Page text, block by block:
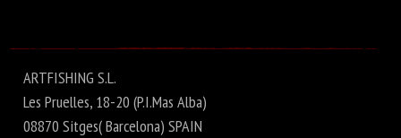
ARTFISHING S.L.
Les Pruelles, 18-20 (P.I.Mas Alba)
08870 Sitges( Barcelona) SPAIN